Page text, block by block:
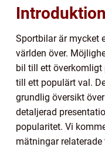
Introduktion
Sportbilar är mycket
världen över.
bil till ett överkomligt
till ett populärt val.
grundlig översikt
detaljerad
popularitet. Vi
mätningar